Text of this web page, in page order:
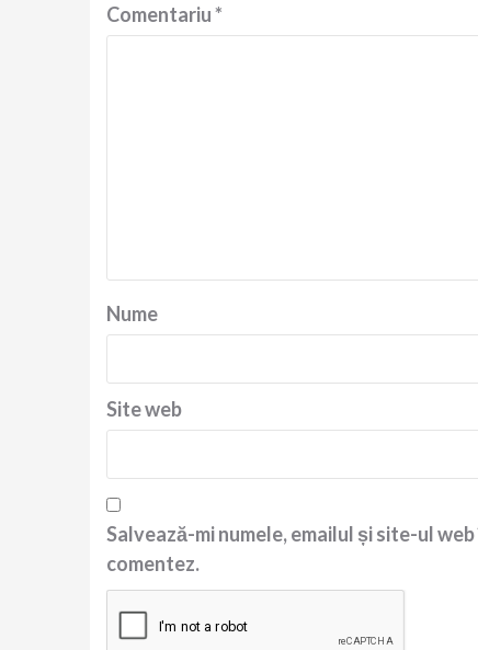
Comentariu*
Nume
Site web
Salvează-mi numele, emailul și site-ul
comentez.